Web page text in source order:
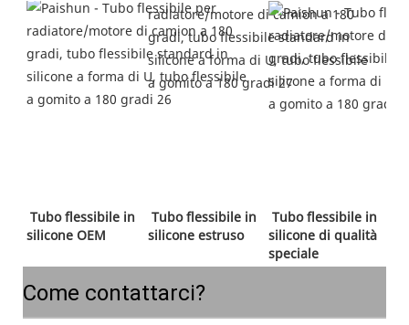
silicone OEM
silicone estruso
Tubo flessibile in
silicone di qualità
speciale
Come contattarci?